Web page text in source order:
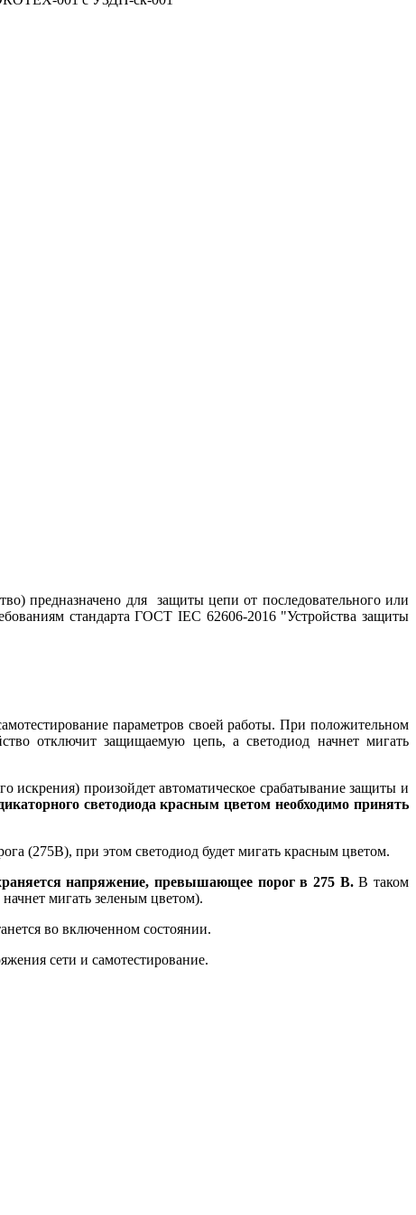
предназначено для защиты цепи от последовательного или
стандарта ГОСТ IEC 62606-2016 "Устройства защиты
параметров своей работы. При положительном
отключит защищаемую цепь, а светодиод начнет мигать
произойдет автоматическое срабатывание защиты и
светодиода красным цветом необходимо принять
(275В), при этом светодиод будет мигать красным цветом.
напряжение, превышающее порогв 275 В.В таком
мигать зеленым цветом).
во включенном состоянии.
сети и самотестирование.